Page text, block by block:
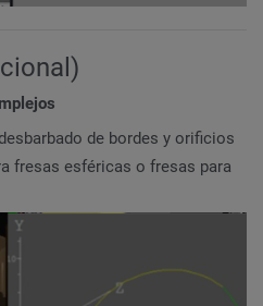
de bordes y orificios
fresas esféricas o fresas para